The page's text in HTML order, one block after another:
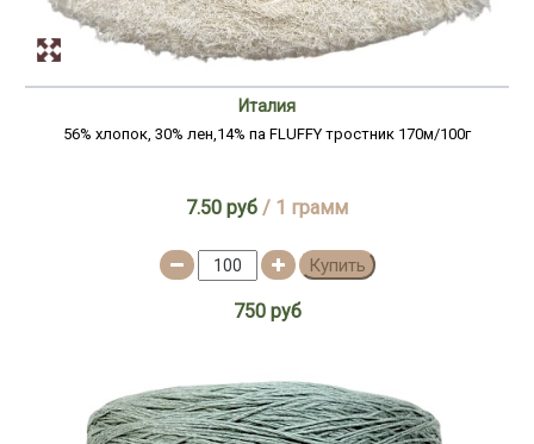
Италия
56% хлопок, 30% лен,14% па FLUFFY тростник 170м/100г
7.50 руб / 1 грамм
Купить
750 руб